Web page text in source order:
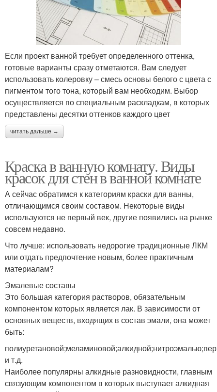
Если проект ванной требует определенного оттенка,
готовые варианты сразу отметаются. Вам следует
использовать колеровку – смесь основы белого с цвета с
пигментом того тона, который вам необходим. Выбор
осуществляется по специальным раскладкам, в которых
представлены десятки оттенков каждого цвет
читать дальше →
Краска в ванную комнату. Виды
красок для стен в ванной комнате
А сейчас обратимся к категориям краски для ванны,
отличающимся своим составом. Некоторые виды
используются не первый век, другие появились на рынке
совсем недавно.
Что лучше: использовать недорогие традиционные ЛКМ
или отдать предпочтение новым, более практичным
материалам?
Эмалевые составы
Это большая категория растворов, обязательным
компонентом которых является лак. В зависимости от
основных веществ, входящих в состав эмали, она может
быть:
и т.д.
Наиболее популярны алкидные разновидности, главным
связующим компонентом в которых выступает алкидная